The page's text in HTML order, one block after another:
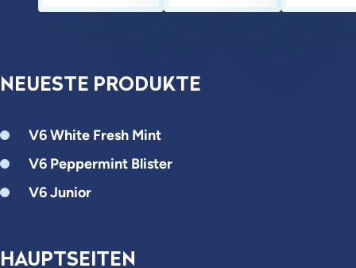
NEUESTE PRODUKTE
V6 White Fresh Mint
V6 Peppermint Blister
V6 Junior
HAUPTSEITEN